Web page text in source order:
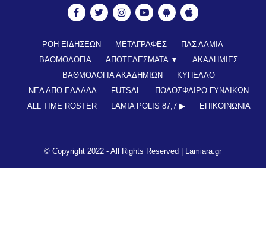
ΡΟΗ ΕΙΔΗΣΕΩΝ ΜΕΤΑΓΡΑΦΕΣ
ΠΑΣ ΛΑΜΙΑ
ΒΑΘΜΟΛΟΓΙΑ
ΑΠΟΤΕΛΕΣΜΑΤΑ ▼
ΑΚΑΔΗΜΙΕΣ
ΒΑΘΜΟΛΟΓΙΑ ΑΚΑΔΗΜΙΩΝ
ΚΥΠΕΛΛΟ
ΝΕΑ ΑΠΟ ΕΛΛΑΔΑ
FUTSAL
ΠΟΔΟΣΦΑΙΡΟ ΓΥΝΑΙΚΩΝ
ALL TIME ROSTER
LAMIA POLIS 87,7 ▶︎ ΕΠΙΚΟΙΝΩΝΊΑ
© Copyright 2022 - All Rights Reserved | Lamiara.gr